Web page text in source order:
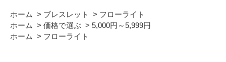
ホーム > ブレスレット > フローライト
ホーム > 価格で選ぶ > 5,000円～5,999円
ホーム > フローライト